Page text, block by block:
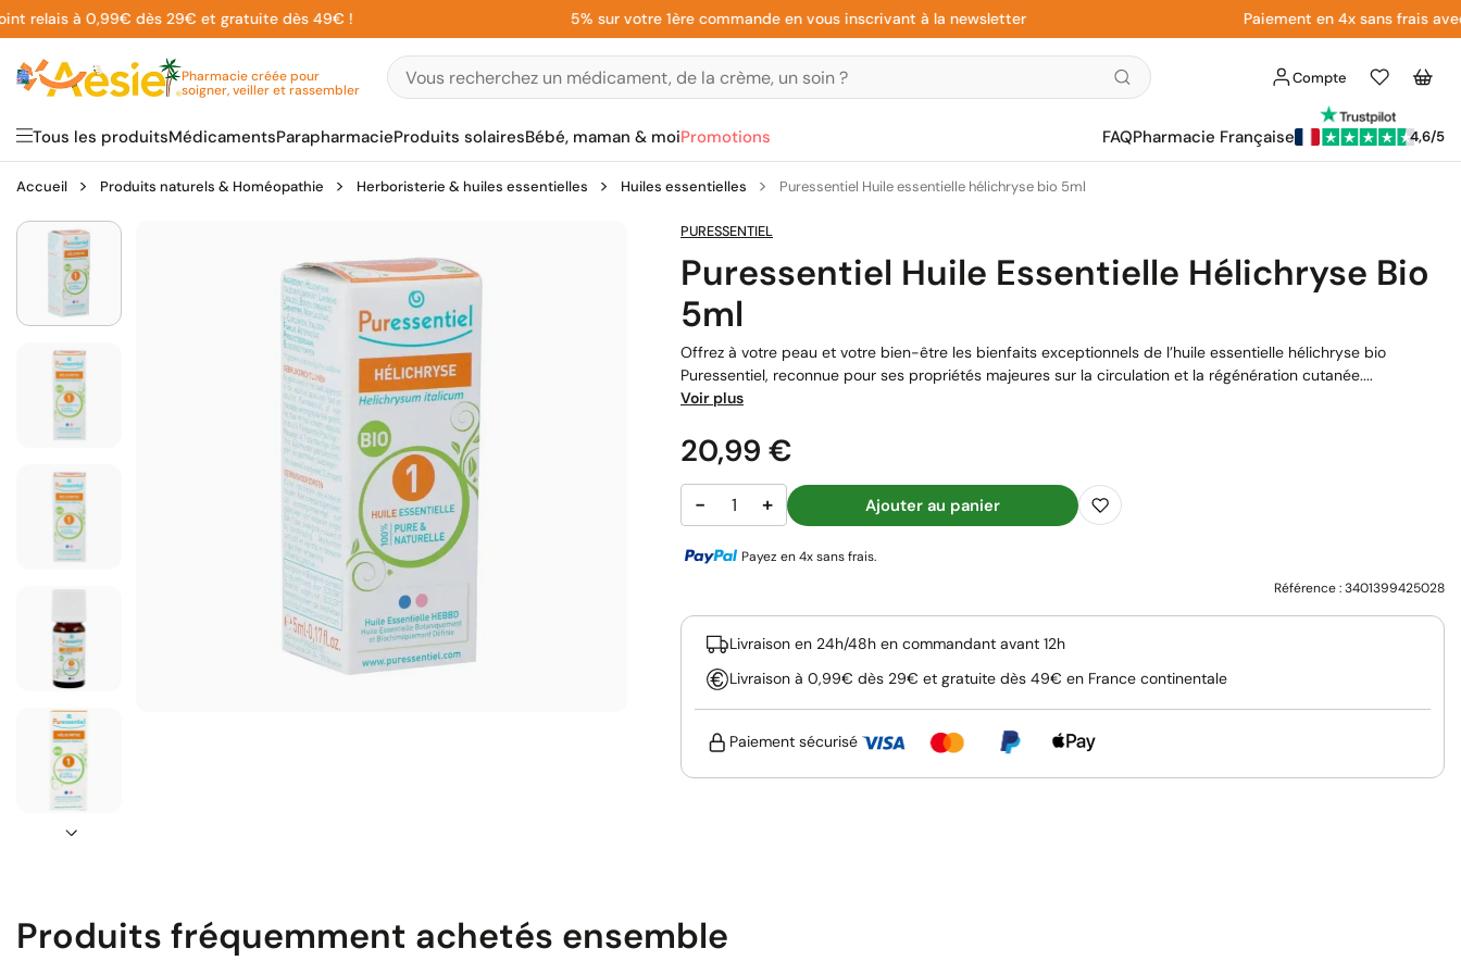
Aller
au
contenu
à 0,99€ dès 29€ et gratuite dès 49€ ! 5% sur votre 1ère commande en vous inscrivant à la newsletter Paiement en 4x sans frais avec
Pharmacie créée pour
soigner, veiller et rassembler
Compte
Liste
d'envies
Panier
Tous les produitsMédicamentsParapharmacieProduits solairesBébé, maman & moiPromotions FAQPharmacie Française 4,6/5
Accueil Produits naturels & Homéopathie Herboristerie & huiles essentielles Huiles essentielles Puressentiel Huile essentielle hélichryse bio 5ml
PURESSENTIEL
Puressentiel Huile Essentielle Hélichryse Bio
5ml
Offrez à votre peau et votre bien-être les bienfaits exceptionnels de l’huile essentielle hélichryse bio
Puressentiel, reconnue pour ses propriétés majeures sur la circulation et la régénération cutanée....
Voir plus
Prix
20,99 €
− + Ajouter au panier
Payez en 4x sans frais.
Référence :3401399425028
Livraison en 24h/48h en commandant avant 12h
Livraison à 0,99€ dès 29€ et gratuite dès 49€ en France continentale
Paiement sécurisé
Produits fréquemment achetés ensemble